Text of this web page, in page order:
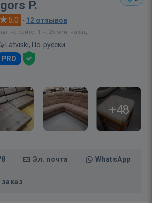
P.
5.0 · 12 отзывов
на сайте: 1 ч. 25 мин. назад
Latviski, По-русски
PRO
+48
Эл. почта WhatsApp